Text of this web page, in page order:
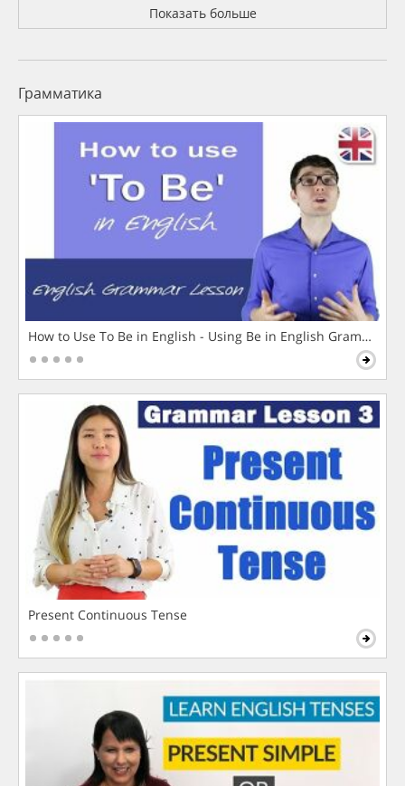
Показать больше
Грамматика
How to Use To Be in English - Using Be in English Grammar
Present Continuous Tense